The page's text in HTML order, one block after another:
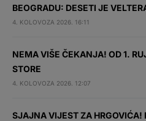
BEOGRADU: DESETI JE
4. KOLOVOZA 2026. 16:11
NEMA VIŠE ČEKANJA! OD 1.
STORE
4. KOLOVOZA 2026. 12:07
SJAJNA VIJEST ZA HRGOVIĆA!